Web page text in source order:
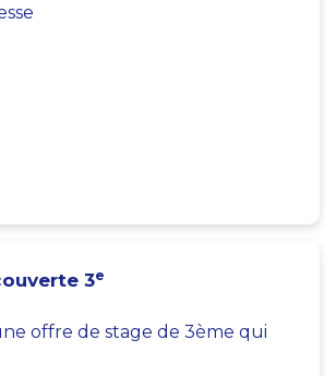
3e
offre de stage de 3ème qui